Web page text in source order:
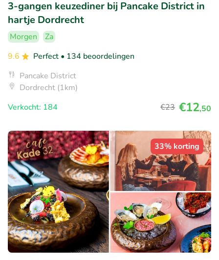
3-gangen keuzediner bij Pancake District in
hartje Dordrecht
Morgen
Za
9.6
Perfect • 134 beoordelingen
Pancake District
Dordrecht (1km)
Verkocht: 184
€23 €12,50
33% korting